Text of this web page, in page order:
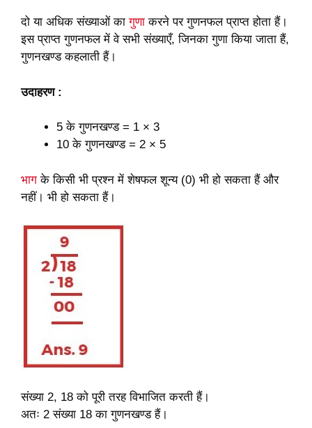
दो या अधिक संख्याओं कागुणा करने पर गुणनफल प्राप्त होता हैं।
इस प्राप्त गुणनफल में वे सभी संख्याएँ, जिनका गुणा किया जाता हैं,
गुणनखण्ड कहलाती हैं।
उदाहरण :
5 के गुणनखण्ड = 1 × 3
10 के गुणनखण्ड = 2 × 5
भाग के किसी भी प्रश्न में शेषफल शून्य (0) भी हो सकता हैं और
नहीं। भी हो सकता हैं।
संख्या 2, 18 को पूरी तरह विभाजित करती हैं।
अतः 2 संख्या 18 का गुणनखण्ड हैं।